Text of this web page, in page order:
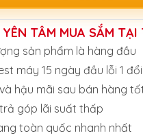
YÊN TÂM MUA SẮM TẠI
sản phẩm là hàng đầu
máy 15 ngày đầu lỗi 1 đổi
hậu mãi sau bán hàng
góp lãi suất thấp
toàn quốc nhanh nhất